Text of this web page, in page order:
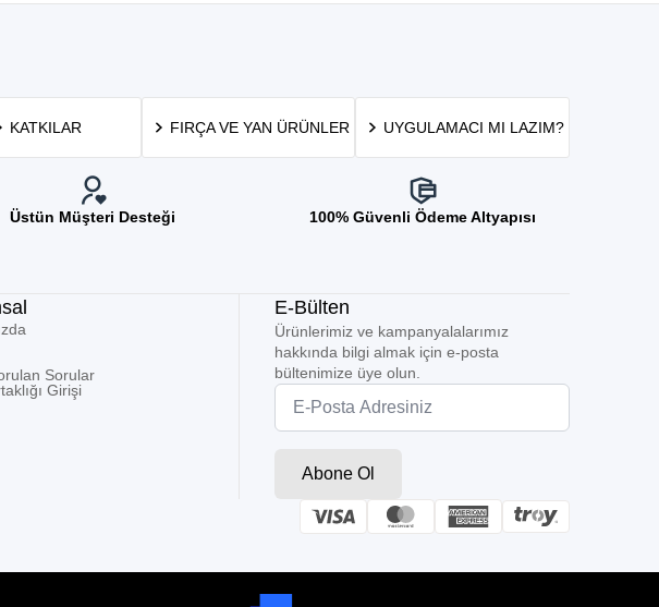
KATKILAR FIRÇA VE YAN ÜRÜNLER UYGULAMACI MI LAZIM?
Üstün Müşteri Desteği 100% Güvenli Ödeme Altyapısı
Sorular
Girişi
E-Bülten
Ürünlerimiz ve kampanyalalarımız
hakkında bilgi almak için e-posta
bültenimize üye olun.
Email
Abone Ol